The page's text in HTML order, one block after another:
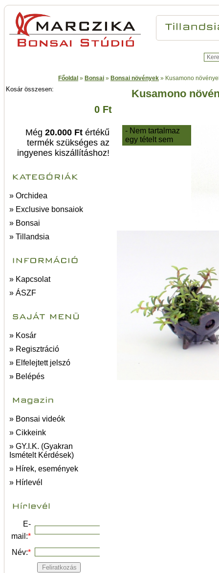
Főoldal » Bonsai » Bonsai növények » Kusamono
Kosár összesen:
0 Ft
Még 20.000 Ft értékű
termék szükséges az
ingyenes kiszállításhoz!
» Orchidea
» Exclusive bonsaiok
» Bonsai
» Tillandsia
» Kapcsolat
» ÁSZF
» Kosár
» Regisztráció
» Elfelejtett jelszó
» Belépés
» Bonsai videók
» Cikkeink
» GY.I.K. (Gyakran
Ismételt Kérdések)
» Hírek, események
» Hírlevél
E-
mail:*
Név:*
Kusamono
- Nem tartalmaz
egy tételt sem